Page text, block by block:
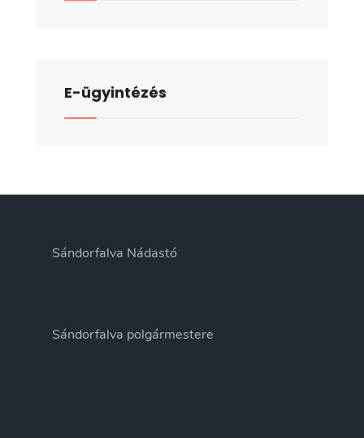
E-ügyintézés
Sándorfalva Nádastó
Sándorfalva polgármestere